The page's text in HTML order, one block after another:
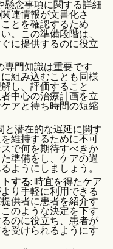
懸念事項に関する詳細
連情報が文書化さ
とを確認するため
。この準備段階は、
に提供するのに役立
専門知識は重要です
組み込むことも同様
し、評価すること
中心の治療計画を立
アと待ち時間の短縮
と潜在的な遅延に関す
維持するために不可
で何を期待すべきか
準備をし、ケアの過
ようにしましょう。
する: 時宜を得たケア
り手軽に利用できる
供者に患者を紹介す
のような決定を下す
のに役立ち、患者が
受けられるようにす